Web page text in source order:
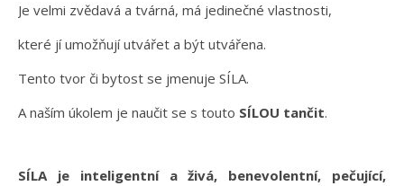
Je velmi zvědavá a tvárná, má jedinečné vlastnosti,
které jí umožňují utvářet a být utvářena.
Tento tvor či bytost se jmenuje SÍLA.
A naším úkolem je naučit se s touto SÍLOU tančit.
SÍLA je inteligentní a živá, benevolentní, pečující,